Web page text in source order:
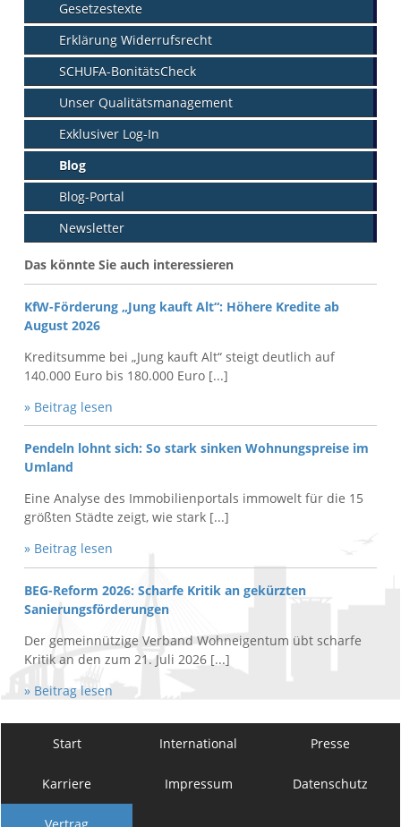
Gesetzestexte
Erklärung Widerrufsrecht
SCHUFA-BonitätsCheck
Unser Qualitätsmanagement
Exklusiver Log-In
Blog
Blog-Portal
Newsletter
Das könnte Sie auch interessieren
KfW-Förderung „Jung kauft Alt“: Höhere Kredite ab
August 2026
Kreditsumme bei „Jung kauft Alt“ steigt deutlich auf
140.000 Euro bis 180.000 Euro [...]
» Beitrag lesen
Pendeln lohnt sich: So stark sinken Wohnungspreise im
Umland
Eine Analyse des Immobilienportals immowelt für die 15
größten Städte zeigt, wie stark [...]
» Beitrag lesen
BEG-Reform 2026: Scharfe Kritik an gekürzten
Sanierungsförderungen
Der gemeinnützige Verband Wohneigentum übt scharfe
Kritik an den zum 21. Juli 2026 [...]
» Beitrag lesen
Start International Presse
Karriere Impressum Datenschutz
Vertrag